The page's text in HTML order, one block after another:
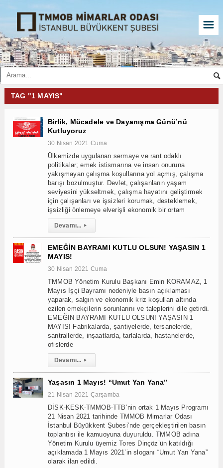
☰
TAG "1 MAYIS"
Birlik, Mücadele ve Dayanışma Günü’nü
Kutluyoruz
30 Nisan 2021 Cuma
Ülkemizde uygulanan sermaye ve rant odaklı
politikalar; emek istismarına ve insan onuruna
yakışmayan çalışma koşullarına yol açmış, çalışma
barışı bozulmuştur. Devlet, çalışanların yaşam
seviyesini yükseltmek, çalışma hayatını geliştirmek
için çalışanları ve işsizleri korumak, desteklemek,
işsizliği önlemeye elverişli ekonomik bir ortam
Devamı... ▸
EMEĞİN BAYRAMI KUTLU OLSUN! YAŞASIN 1
MAYIS!
30 Nisan 2021 Cuma
TMMOB Yönetim Kurulu Başkanı Emin KORAMAZ, 1
Mayıs İşçi Bayramı nedeniyle basın açıklaması
yaparak, salgın ve ekonomik kriz koşulları altında
ezilen emekçilerin sorunlarını ve taleplerini dile getirdi.
EMEĞİN BAYRAMI KUTLU OLSUN! YAŞASIN 1
MAYIS! Fabrikalarda, şantiyelerde, tersanelerde,
santrallerde, inşaatlarda, tarlalarda, hastanelerde,
ofislerde
Devamı... ▸
Yaşasın 1 Mayıs! “Umut Yan Yana”
21 Nisan 2021 Çarşamba
DİSK-KESK-TMMOB-TTB’nin ortak 1 Mayıs Programı
21 Nisan 2021 tarihinde TMMOB Mimarlar Odası
İstanbul Büyükkent Şubesi’nde gerçekleştirilen basın
toplantısı ile kamuoyuna duyuruldu. TMMOB adına
Yönetim Kurulu üyemiz Tores Dinçöz’ün katıldığı
açıklamada 1 Mayıs 2021’in sloganı “Umut Yan Yana”
olarak ilan edildi.